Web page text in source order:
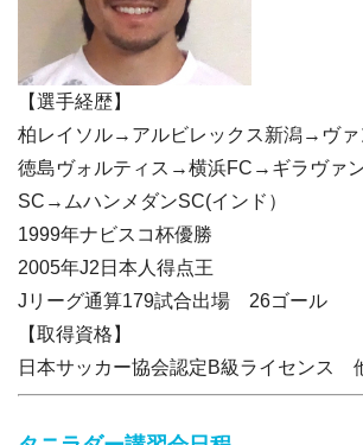
【選手経歴】
柏レイソル→アルビレックス新潟→ヴ
徳島ヴォルティス→横浜FC→ギラヴァ
SC→ムハンメダンSC(インド）
1999年ナビスコ杯優勝
2005年J2日本人得点王
Jリーグ通算179試合出場 26ゴール
【取得資格】
日本サッカー協会認定B級ライセンス